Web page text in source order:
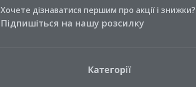
Хочете дізнаватися першим про акції і знижки?
Підпишіться на нашу розсилку
Категорії